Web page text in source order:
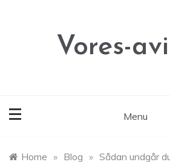
Vores-
Menu
Home » Blog » Sådan undgår